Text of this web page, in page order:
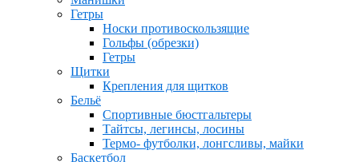
Гетры
Носки противоскользящие
Гольфы (обрезки)
Гетры
Щитки
Крепления для щитков
Бельё
Спортивные бюстгальтеры
Тайтсы, легинсы, лосины
Термо- футболки, лонгсливы, майки
Баскетбол